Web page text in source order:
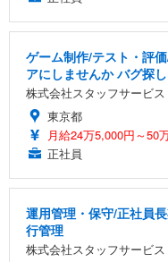
ゲーム制作/テスト・評
アにしませんか バグ探し
株式会社スタッフサービス
東京都
月給24万5,000円～50
正社員
運用管理・保守/正社員
行管理
株式会社スタッフサービス